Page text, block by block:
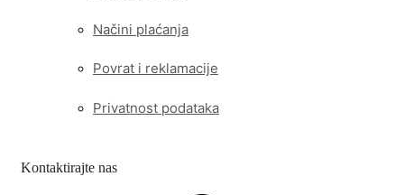
Načini plaćanja
Povrat i reklamacije
Privatnost podataka
Kontaktirajte nas